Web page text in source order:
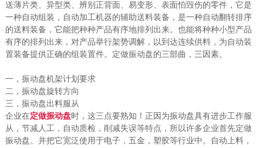
送薄片类、异型类、辨别正背面、易变形、表面怕毁伤的零件，它是
一种自动组装，自动加工机器的辅助送料装备，是一种自动翻转排序
的送料装备，它能把种种产品有序地排列出来。也能将种种小型产品
有序的排列出来，对产品举行架势调解，以到达连续供料，为自动装
置装备提供正确的组装置件。定做振动盘的三部曲，三因素。
一，振动盘机架计划要求
二，振动盘旋转方向
三，振动盘出料服从
企业在定做振动盘时，这三点要熟知！正因为振动盘具有进步工作服
从，节减人工，自动质检，削减失误等特点，所以许多企业首先定做
振动盘。并把它宽泛使用于电子，五金，塑胶等行业中。自动上料，